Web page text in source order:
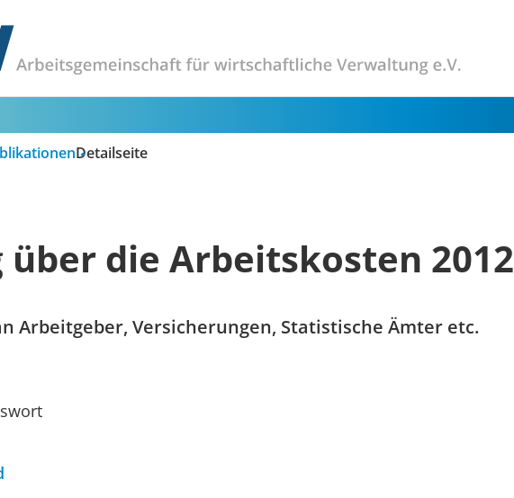
Detailseite
über die Arbeitskosten 2012
Arbeitgeber, Versicherungen, Statistische Ämter etc.